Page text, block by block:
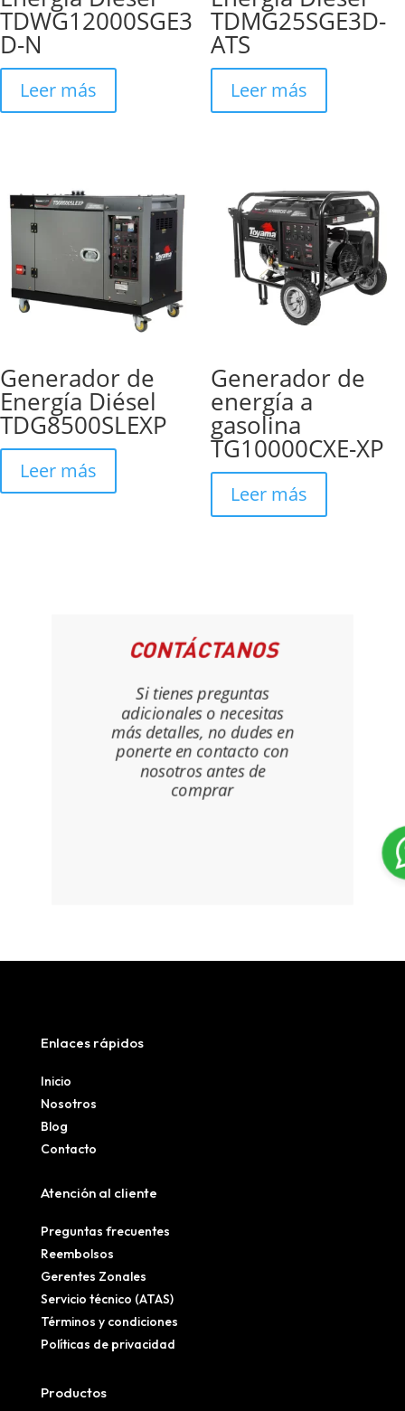
TDWG12000SGE3
D-N
Leer más
TDMG25SGE3D-
ATS
Leer más
Generador de
Energía Diésel
TDG8500SLEXP
Leer más
Generador de
energía a
gasolina
TG10000CXE-XP
Leer más
CONTÁCTANOS
Si tienes preguntas
adicionales o necesitas
más detalles, no dudes en
ponerte en contacto con
nosotros antes de
comprar
Enlaces rápidos
Inicio
Nosotros
Blog
Contacto
Atención al cliente
Preguntas frecuentes
Reembolsos
Gerentes Zonales
Servicio técnico (ATAS)
Términos y condiciones
Políticas de privacidad
Productos